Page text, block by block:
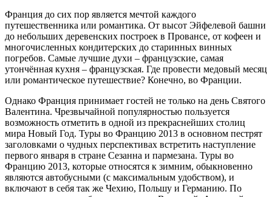
Франция до сих пор является мечтой каждого
путешественника или романтика. От высот Эйфелевой башни
до небольших деревенских построек в Провансе, от кофеен и
многочисленных кондитерских до старинных винных
погребов. Самые лучшие духи – французские, самая
утончённая кухня – французская. Где провести медовый месяц
или романтическое путешествие? Конечно, во Франции.
Однако Франция принимает гостей не только на день Святого
Валентина. Чрезвычайной популярностью пользуется
возможность отметить в одной из прекраснейших столиц
мира Новый Год. Туры во Францию 2013 в основном пестрят
заголовками о чудных перспективах встретить наступление
первого января в стране Сезанна и пармезана. Туры во
Францию 2013, которые относятся к зимним, обыкновенно
являются автобусными (с максимальным удобством), и
включают в себя так же Чехию, Польшу и Германию. По